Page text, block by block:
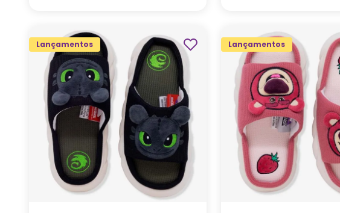
Lançamentos
G M P
ADICIONAR AO
CARRINHO
Lançamentos
G P
ADICIONAR AO